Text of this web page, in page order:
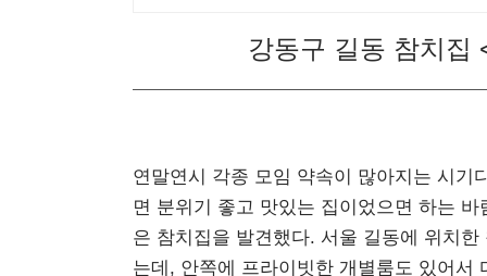
강동구 길동 참치집
연말연시 각종 모임 약속이 많아지는 시기
면 분위기 좋고 맛있는 집이었으면 하는
은 참치집을 발견했다. 서울 길동에 위치한
는데, 안쪽에 프라이빗한 개별룸도 있어서